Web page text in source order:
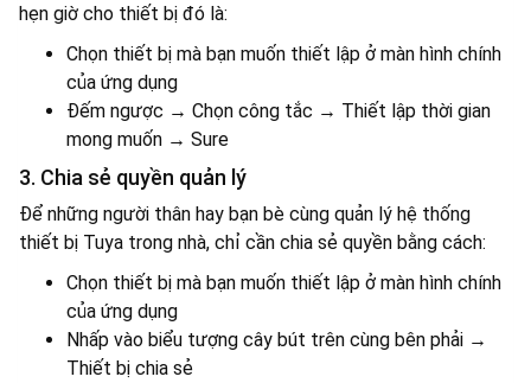
hẹn giờ cho thiết bị đó là:
Chọn thiết bị mà bạn muốn thiết lập ở màn hình chính
của ứng dụng
Đếm ngược → Chọn công tắc → Thiết lập thời gian
mong muốn → Sure
3. Chia sẻ quyền quản lý
Để những người thân hay bạn bè cùng quản lý hệ thống
thiết bị Tuya trong nhà, chỉ cần chia sẻ quyền bằng cách:
Chọn thiết bị mà bạn muốn thiết lập ở màn hình chính
của ứng dụng
Nhấp vào biểu tượng cây bút trên cùng bên phải →
Thiết bị chia sẻ